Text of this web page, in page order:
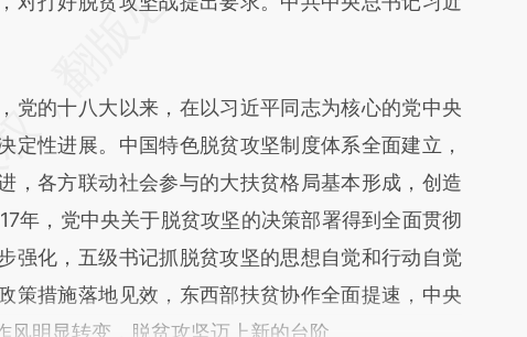
差。不代表财新观点和立场。推荐点击链接阅读原
的十八大以来，在以习近平同志为核心的党中央
定性进展。中国特色脱贫攻坚制度体系全面建立，
，各方联动社会参与的大扶贫格局基本形成，创造
年，党中央关于脱贫攻坚的决策部署得到全面贯彻
强化，五级书记抓脱贫攻坚的思想自觉和行动自觉
策措施落地见效，东西部扶贫协作全面提速，中央
明显转变，脱贫攻坚迈上新的台阶。